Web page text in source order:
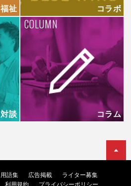
福祉 コラボ
対談 コラム
COLUMN
用語集 広告掲載
ライター募集
利用規約 プライバシーポリシー